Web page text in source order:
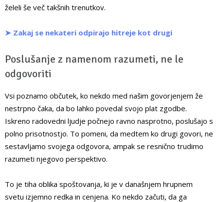
želeli še več takšnih trenutkov.
➤ Zakaj se nekateri odpirajo hitreje kot drugi
Poslušanje z namenom razumeti, ne le
odgovoriti
Vsi poznamo občutek, ko nekdo med našim govorjenjem že
nestrpno čaka, da bo lahko povedal svojo plat zgodbe.
Iskreno radovedni ljudje počnejo ravno nasprotno, poslušajo s
polno prisotnostjo. To pomeni, da medtem ko drugi govori, ne
sestavljamo svojega odgovora, ampak se resnično trudimo
razumeti njegovo perspektivo.
To je tiha oblika spoštovanja, ki je v današnjem hrupnem
svetu izjemno redka in cenjena. Ko nekdo začuti, da ga